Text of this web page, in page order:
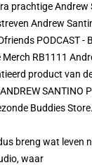
prachtige
Andrew
PODCAST -
Merch RB1111
product van
SANTINO
Buddies
breng wat leven
waar